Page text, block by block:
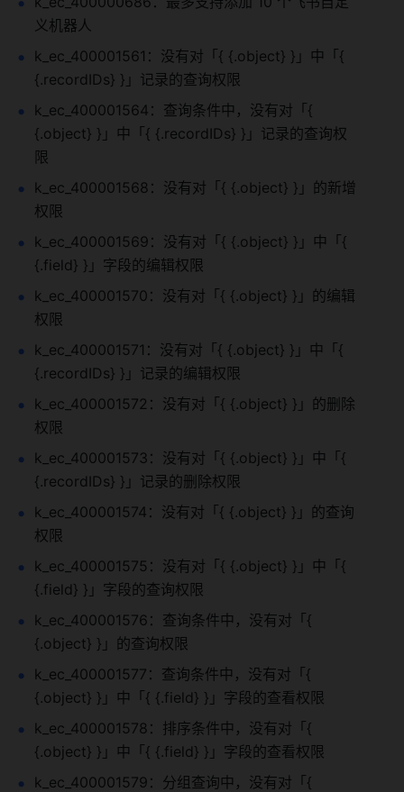
义机器人
k_ec_400001561：没有对「{ {.object} }」中「{
{.recordIDs} }」记录的查询权限
k_ec_400001564：查询条件中，没有对「{
{.object} }」中「{ {.recordIDs} }」记录的查询权
限
k_ec_400001568：没有对「{ {.object} }」的新增
权限
k_ec_400001569：没有对「{ {.object} }」中「{
{.field} }」字段的编辑权限
k_ec_400001570：没有对「{ {.object} }」的编辑
权限
k_ec_400001571：没有对「{ {.object} }」中「{
{.recordIDs} }」记录的编辑权限
k_ec_400001572：没有对「{ {.object} }」的删除
权限
k_ec_400001573：没有对「{ {.object} }」中「{
{.recordIDs} }」记录的删除权限
k_ec_400001574：没有对「{ {.object} }」的查询
权限
k_ec_400001575：没有对「{ {.object} }」中「{
{.field} }」字段的查询权限
k_ec_400001576：查询条件中，没有对「{
{.object} }」的查询权限
k_ec_400001577：查询条件中，没有对「{
{.object} }」中「{ {.field} }」字段的查看权限
k_ec_400001578：排序条件中，没有对「{
{.object} }」中「{ {.field} }」字段的查看权限
k_ec_400001579：分组查询中，没有对「{